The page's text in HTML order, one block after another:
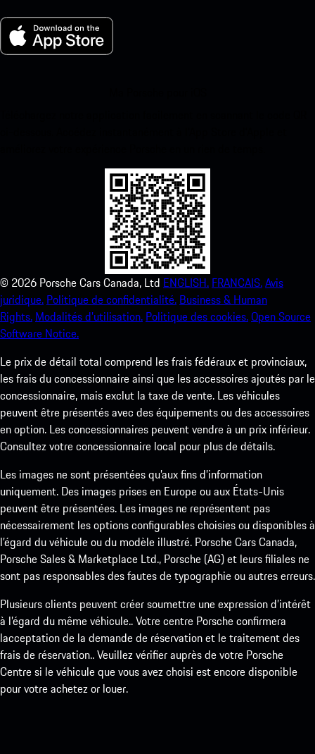
© 2026 Porsche Cars Canada, Ltd ENGLISH. FRANCAIS.Avis
juridique. Politique de confidentialité. Business & Human
Rights. Modalités d’utilisation. Politique des cookies.Open Source
Software Notice.
Le prix de détail total comprend les frais fédéraux et provinciaux,
les frais du concessionnaire ainsi que les accessoires ajoutés par le
concessionnaire, mais exclut la taxe de vente. Les véhicules
peuvent être présentés avec des équipements ou des accessoires
en option. Les concessionnaires peuvent vendre à un prix inférieur.
Consultez votre concessionnaire local pour plus de détails.
Les images ne sont présentées qu’aux fins d’information
uniquement. Des images prises en Europe ou aux États-Unis
peuvent être présentées. Les images ne représentent pas
nécessairement les options configurables choisies ou disponibles à
l’égard du véhicule ou du modèle illustré. Porsche Cars Canada,
Porsche Sales & Marketplace Ltd., Porsche (AG) et leurs filiales ne
sont pas responsables des fautes de typographie ou autres erreurs.
Plusieurs clients peuvent créer soumettre une expression d’intérêt
à l’égard du même véhicule.. Votre centre Porsche confirmera
lacceptation de la demande de réservation et le traitement des
frais de réservation.. Veuillez vérifier auprès de votre Porsche
Centre si le véhicule que vous avez choisi est encore disponible
pour votre achetez or louer.